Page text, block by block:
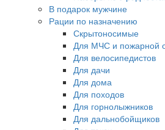
В подарок мужчине
Рации по назначению
Скрытоносимые
Для МЧС и пожарной
Для велосипедистов
Для дачи
Для дома
Для походов
Для горнолыжников
Для дальнобойщиков